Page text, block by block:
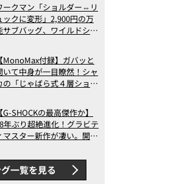
の実力
ークマン「ショルダー⇔リ
ックに変形」2,900円の万
サブバッグ、ワイルドシン
事ランキングベスト3】
2026年6月版）
【MonoMax付録】ガバッと
いて中身が一目瞭然！シャ
の「じゃばら式４層ショル
た！
【G-SHOCKの最高傑作か】
年ぶり超絶進化！グラビテ
マスター新作が凄い。開発
ムーブメントの衝撃
一覧を見る